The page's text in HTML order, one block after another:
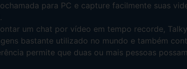
para PC e capture facilmente suas
um chat por vídeo em tempo recorde,
bastante utilizado no mundo e também
permite que duas ou mais pessoas